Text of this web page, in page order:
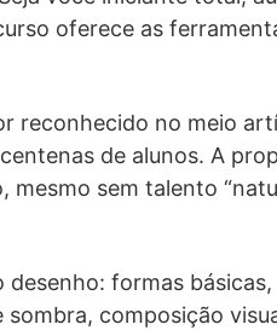
oferece as
reconhecido no meio
de alunos. A
sem talento
formas
composição